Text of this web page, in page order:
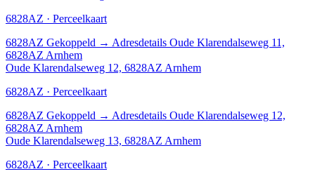
6828AZ · Perceelkaart
6828AZ Gekoppeld → Adresdetails Oude Klarendalseweg 11,
6828AZ Arnhem
Oude Klarendalseweg 12, 6828AZ Arnhem
6828AZ · Perceelkaart
6828AZ Gekoppeld → Adresdetails Oude Klarendalseweg 12,
6828AZ Arnhem
Oude Klarendalseweg 13, 6828AZ Arnhem
6828AZ · Perceelkaart